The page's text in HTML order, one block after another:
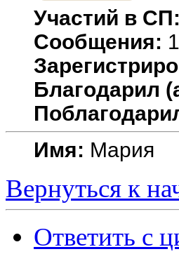
Участий в СП:
Сообщения:
Благодарил
Имя: Мария
Вернуться к
Ответить с